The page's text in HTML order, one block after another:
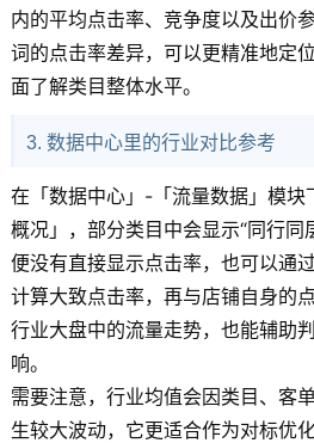
内的平均点击率、竞争度以及出价
词的点击率差异，可以更精准地定
面了解类目整体水平。
3. 数据中心里的行业对比参考
在「数据中心」-「流量数据」模块
概况」，部分类目中会显示“同行同
便没有直接显示点击率，也可以通
计算大致点击率，再与店铺自身的
行业大盘中的流量走势，也能辅助
响。
需要注意，行业均值会因类目、客
生较大波动，它更适合作为对标优